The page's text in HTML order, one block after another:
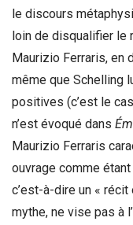
le discours
loin de disqualifier le
Maurizio Ferraris, en
même que Schelling
positives (c’est le
n’est évoqué dans
Maurizio Ferraris
ouvrage comme étant
c’est-à-dire un «
mythe, ne vise pas à